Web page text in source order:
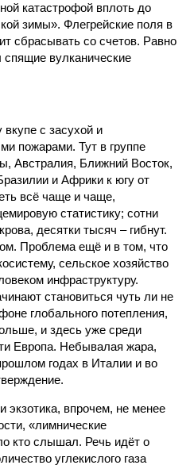
катастрофой вплоть до
зимы». Флегрейские поля в
сбрасывать со счетов. Равно
спящие вулканические
с засухой и
пожарами. Тут в группе
Австралия, Ближний Восток,
и Африки к югу от
всё чаще и чаще,
статистику; сотни
десятки тысяч – гибнут.
Проблема ещё и в том, что
сельское хозяйство
инфраструктуру.
становиться чуть ли не
глобального потепления,
и здесь уже среди
Европа. Небывалая жара,
годах в Италии и во
экзотика, впрочем, не менее
«лимнические
кто слышал. Речь идёт о
углекислого газа